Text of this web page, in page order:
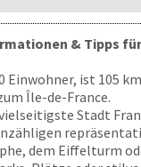
& Tipps
Einwohner, ist 105
Île-de-France.
Stadt
dem Eiffelturm